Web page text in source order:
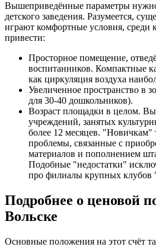
Вышеприведённые параметры
детского заведения. Разумеется,
играют комфортные условия, среди
привести:
Просторное помещение,
воспитанников. Компактные
как циркуляция воздуха
Увеличенное пространство в
для 30-40 дошкольников).
Возраст площадки в целом.
учреждений, занятых
более 12 месяцев. "Новичкам"
проблемы, связанные с
материалов и пополнением
Подобные "недостатки"
про филиалы крупных клубов
Подробнее о ценовой
Вольске
Основные положения на этот счёт